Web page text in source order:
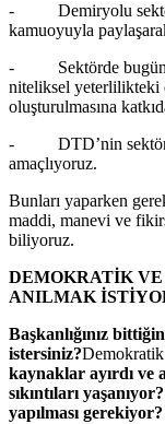
- Demiryolu
kamuoyuyla
- Sektörde bugün
niteliksel yeterlilikteki
oluşturulmasına
- DTD’nin
amaçlıyoruz.
Bunları yaparken
maddi, manevi ve
biliyoruz.
DEMOKRATİK
ANILMAK
Başkanlığınız
istersiniz?Demokratik
kaynaklar ayırdı ve
sıkıntıları
yapılması gerekiyor?